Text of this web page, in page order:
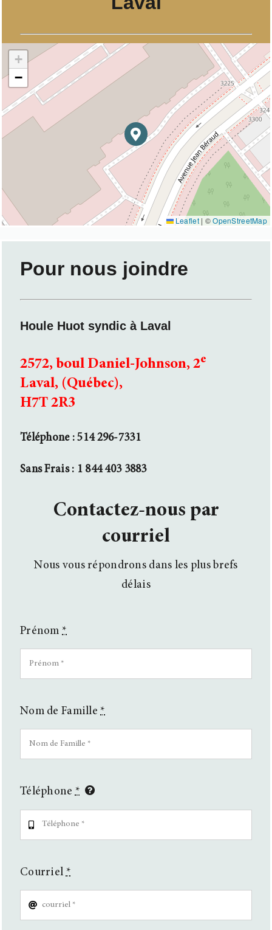
+
−
Leaflet | ©OpenStreetMap
Pour nous joindre
Houle Huot syndic à Laval
2572, boul Daniel-Johnson, 2e
Laval, (Québec),
H7T 2R3
Téléphone :514 296-7331
Sans Frais : 1 844 403 3883
Contactez-nous par
courriel
Nous vous répondrons dans les plus brefs
délais
Prénom *
Nom de Famille*
Téléphone*
Courriel *